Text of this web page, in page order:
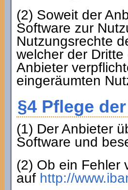
(2) Soweit der
Software zur
Nutzungsrechte
welcher der
Anbieter
eingeräumten
§4 Pflege
(1) Der Anbieter
Software und
(2) Ob ein Fehler
auf http://